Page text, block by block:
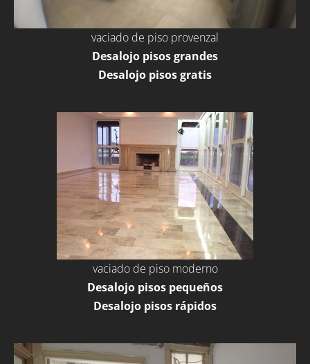
vaciado de piso provenzal
Desalojo pisos grandes
Desalojo pisos gratis
vaciado de piso moderno
Desalojo pisos pequeños
Desalojo pisos rápidos